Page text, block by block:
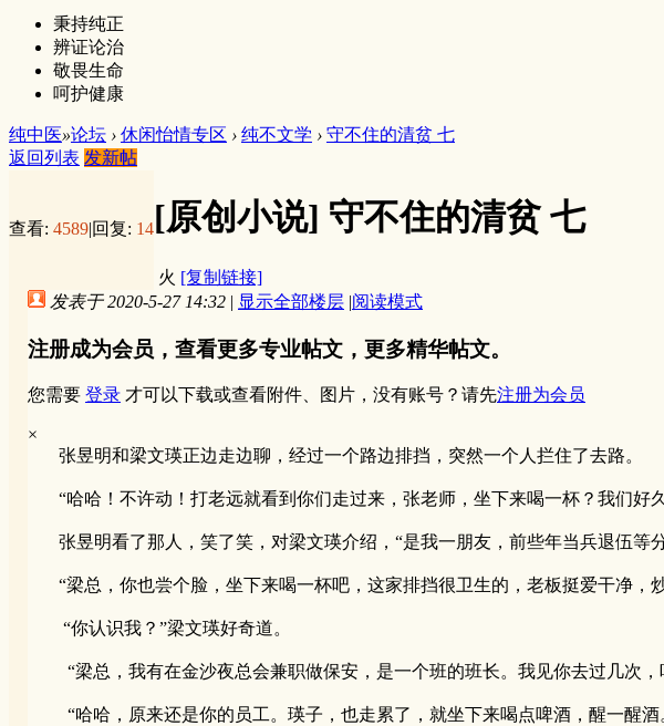
秉持纯正
辨证论治
敬畏生命
呵护健康
纯中医»论坛 › 休闲怡情专区 › 纯不文学 › 守不住的清贫 七
返回列表 发新帖
查看: 4589|回复: 14[原创小说] 守不住的清贫 七
火 [复制链接]
发表于 2020-5-27 14:32 | 显示全部楼层 |阅读模式
注册成为会员，查看更多专业帖文，更多精华帖文。
您需要 登录 才可以下载或查看附件、图片，没有账号？请先注册为会员
×
张昱明和梁文瑛正边走边聊，经过一个路边排挡，突然一个人拦住了去路。
“哈哈！不许动！打老远就看到你们走过来，张老师，坐下来喝一杯？我们好
张昱明看了那人，笑了笑，对梁文瑛介绍，“是我一朋友，前些年当兵退伍等
“梁总，你也尝个脸，坐下来喝一杯吧，这家排挡很卫生的，老板挺爱干净，
“你认识我？”梁文瑛好奇道。
“梁总，我有在金沙夜总会兼职做保安，是一个班的班长。我见你去过几次，
“哈哈，原来还是你的员工。瑛子，也走累了，就坐下来喝点啤酒，醒一醒酒